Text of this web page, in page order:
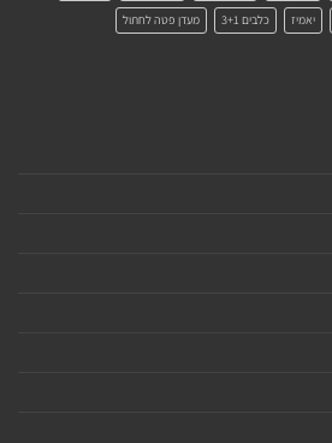
יאמיז כלבים 3+1 מעדן פטה לחתול